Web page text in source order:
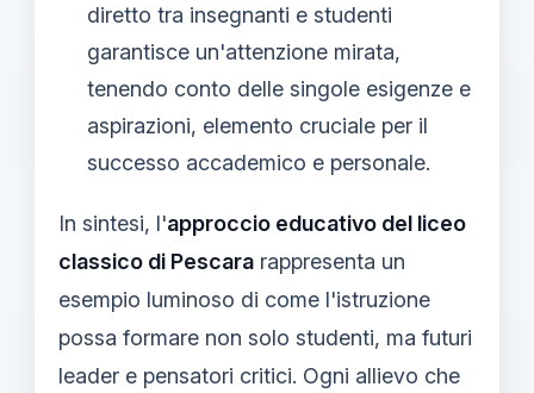
diretto tra insegnanti e studenti
garantisce un'attenzione mirata,
tenendo conto delle singole esigenze e
aspirazioni, elemento cruciale per il
successo accademico e personale.
In sintesi, l'approccio educativo del liceo
classico di Pescara rappresenta un
esempio luminoso di come l'istruzione
possa formare non solo studenti, ma futuri
leader e pensatori critici. Ogni allievo che